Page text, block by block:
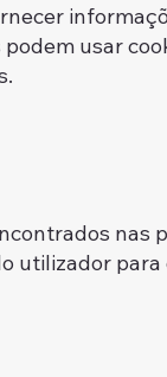
usar
alteração
utilizador